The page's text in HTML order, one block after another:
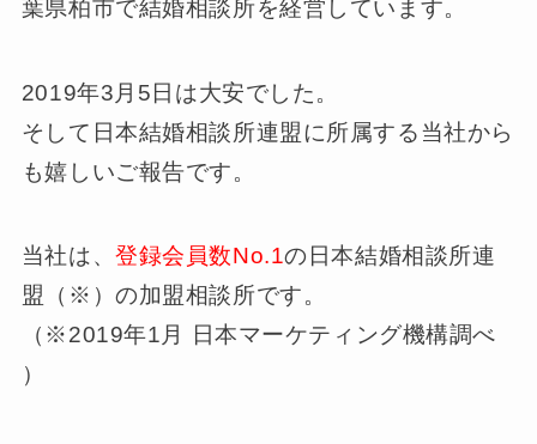
葉県柏市で結婚相談所を経営しています。
2019年3月5日は大安でした。
そして日本結婚相談所連盟に所属する当社から
も嬉しいご報告です。
当社は、登録会員数No.1の日本結婚相談所連
盟（※）の加盟相談所です。
（※2019年1月 日本マーケティング機構調べ
）